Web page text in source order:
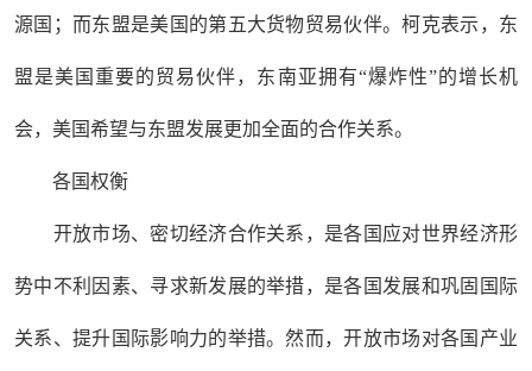
源国；而东盟是美国的第五大货物贸易伙伴。柯克表示，东
盟是美国重要的贸易伙伴，东南亚拥有“爆炸性”的增长机
会，美国希望与东盟发展更加全面的合作关系。
各国权衡
开放市场、密切经济合作关系，是各国应对世界经济形
势中不利因素、寻求新发展的举措，是各国发展和巩固国际
关系、提升国际影响力的举措。然而，开放市场对各国产业